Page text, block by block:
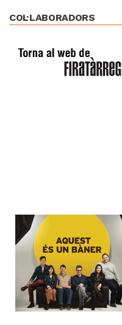
COL·LABORADORS